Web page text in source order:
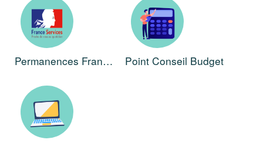
Permanences France Services Point Conseil Budget